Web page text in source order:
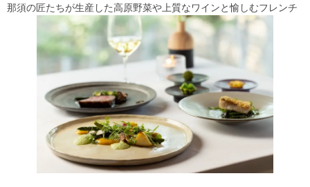
那須の匠たちが生産した高原野菜や上質なワインと愉しむフレンチ